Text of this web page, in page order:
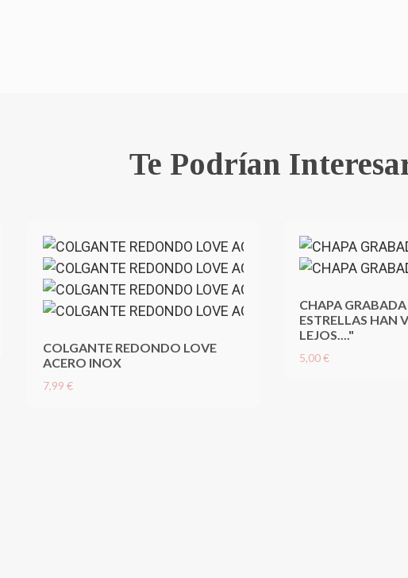
Te Podrían
COLGANTE REDONDO LOVE
ACERO INOX
7,99 €
CHAPA
ESTRELLAS HAN
LEJOS...."
5,00 €